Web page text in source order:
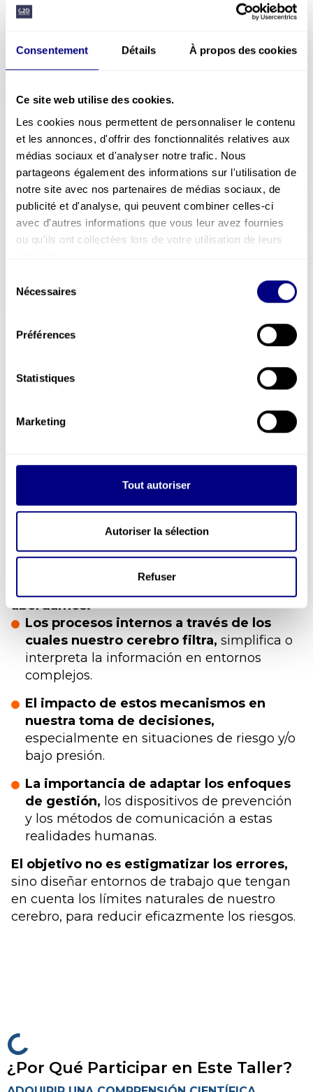
Consentement Détails À propos des cookies
Ce site web utilise des cookies.
Les cookies nous permettent de personnaliser le contenu
et les annonces, d'offrir des fonctionnalités relatives aux
médias sociaux et d'analyser notre trafic. Nous
partageons également des informations sur l'utilisation de
notre site avec nos partenaires de médias sociaux, de
publicité et d'analyse, qui peuvent combiner celles-ci
avec d'autres informations que vous leur avez fournies
ou qu'ils ont collectées lors de votre utilisation de leurs
Nécessaires
Préférences
Statistiques
Marketing
Tout autoriser
Autoriser la sélection
Refuser
las neurociencias.
profesionales experimentados siguen
expuestosa los límites biológicos y
Descubrir cómo el procesamiento
automático de la información,
omnipresente en la vida diaria, influye en
nuestros comportamientos sin que siempre
seamos conscientes de ello.
Este enfoque permite comprender mejor por
qué los incidentes y los accidentes no son
únicamente fruto de la negligencia o la falta
consecuencia natural del funcionamiento
Adaptar los Sistemas a la
La prevención de riesgos se basa en gran
medida en los comportamientos, las
decisiones y las interpretaciones individuales.
Sin embargo, estos elementos están a su vez
influidos por mecanismos cerebrales que en
gran parte escapan a nuestro control
abordamos:
Los procesos internos a través de los
cuales nuestro cerebro filtra, simplifica o
interpreta la información en entornos
complejos.
El impacto de estos mecanismos en
nuestra toma de decisiones,
especialmente en situaciones de riesgo y/o
bajo presión.
La importancia de adaptar los enfoques
de gestión, los dispositivos de prevención
y los métodos de comunicación a estas
realidades humanas.
El objetivo no es estigmatizar los errores,
sino diseñar entornos de trabajo que tengan
en cuenta los límites naturales de nuestro
cerebro, para reducir eficazmente los riesgos.
¿Por Qué Participar en Este Taller?